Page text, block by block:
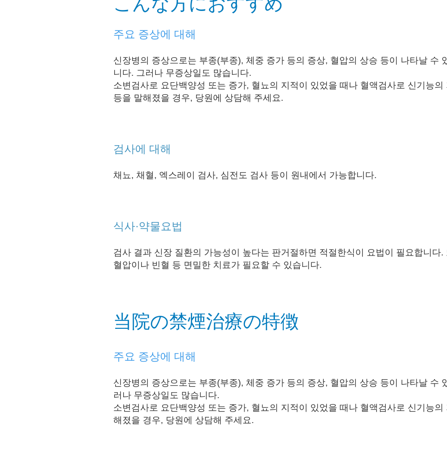
주요 증상에 대해
신장병의 증상으로는 부종(부종), 체중 증가 등의 증상, 혈압의 상승 등이 나타날 수
니다. 그러나 무증상일도 많습니다.
소변검사로 요단백양성 또는 증가, 혈뇨의 지적이 있었을 때나 혈액검사로 신기능의
등을 말해졌을 경우, 당원에 상담해 주세요​.
검사에 대해
채뇨, 채혈, 엑스레이 검사, 심전도 검사 등이 원내에서 가능합니다.
식사·약물요법
검사 결과 신장 질환의 가능성이 높다는 판거절하면 적절한식이 요법이 필요합니다.
혈압이나 빈혈 등 면밀한 치료가 필요할 수 있습니다.
当院の禁煙治療の特徴
주요 증상에 대해
신장병의 증상으로는 부종(부종), 체중 증가 등의 증상, 혈압의 상승 등이 나타날 수
러나 무증상일도 많습니다.
소변검사로 요단백양성 또는 증가, 혈뇨의 지적이 있었을 때나 혈액검사로 신기능의
해졌을 경우, 당원에 상담해 주세요​.